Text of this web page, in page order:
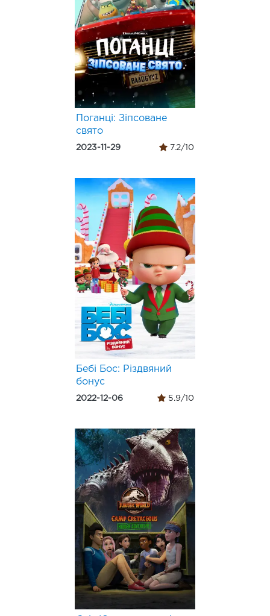
Поганці: Зіпсоване
свято
2023-11-29 7.2/10
Бебі Бос: Різдвяний
бонус
2022-12-06 5.9/10